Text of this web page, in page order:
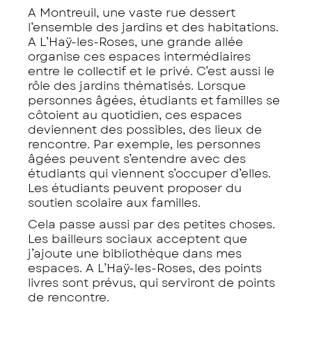
A Montreuil, une vaste rue dessert
l’ensemble des jardins et des habitations.
A L’Haÿ-les-Roses, une grande allée
organise ces espaces intermédiaires
entre le collectif et le privé. C’est aussi le
rôle des jardins thématisés. Lorsque
personnes âgées, étudiants et familles se
côtoient au quotidien, ces espaces
deviennent des possibles, des lieux de
rencontre. Par exemple, les personnes
âgées peuvent s’entendre avec des
étudiants qui viennent s’occuper d’elles.
Les étudiants peuvent proposer du
soutien scolaire aux familles.
Cela passe aussi par des petites choses.
Les bailleurs sociaux acceptent que
j’ajoute une bibliothèque dans mes
espaces. A L’Haÿ-les-Roses, des points
livres sont prévus, qui serviront de points
de rencontre.